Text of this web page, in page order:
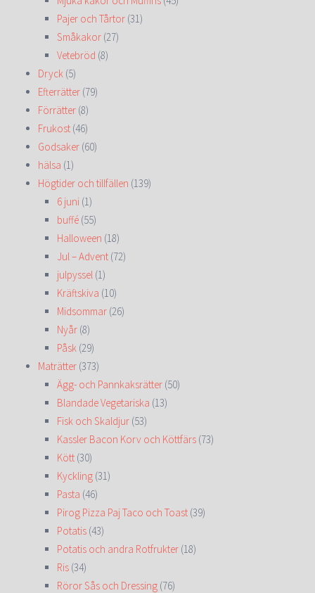
Pajer och Tårtor (31)
Småkakor (27)
Vetebröd (8)
Dryck (5)
Efterrätter (79)
Förrätter (8)
Frukost (46)
Godsaker (60)
hälsa (1)
Högtider och tillfällen (139)
6 juni (1)
buffé (55)
Halloween (18)
Jul – Advent (72)
julpyssel (1)
Kräftskiva (10)
Midsommar (26)
Nyår (8)
Påsk (29)
Maträtter (373)
Ägg- och Pannkaksrätter (50)
Blandade Vegetariska (13)
Fisk och Skaldjur (53)
Kassler Bacon Korv och Köttfärs (73)
Kött (30)
Kyckling (31)
Pasta (46)
Pirog Pizza Paj Taco och Toast (39)
Potatis (43)
Potatis och andra Rotfrukter (18)
Ris (34)
Röror Sås och Dressing (76)